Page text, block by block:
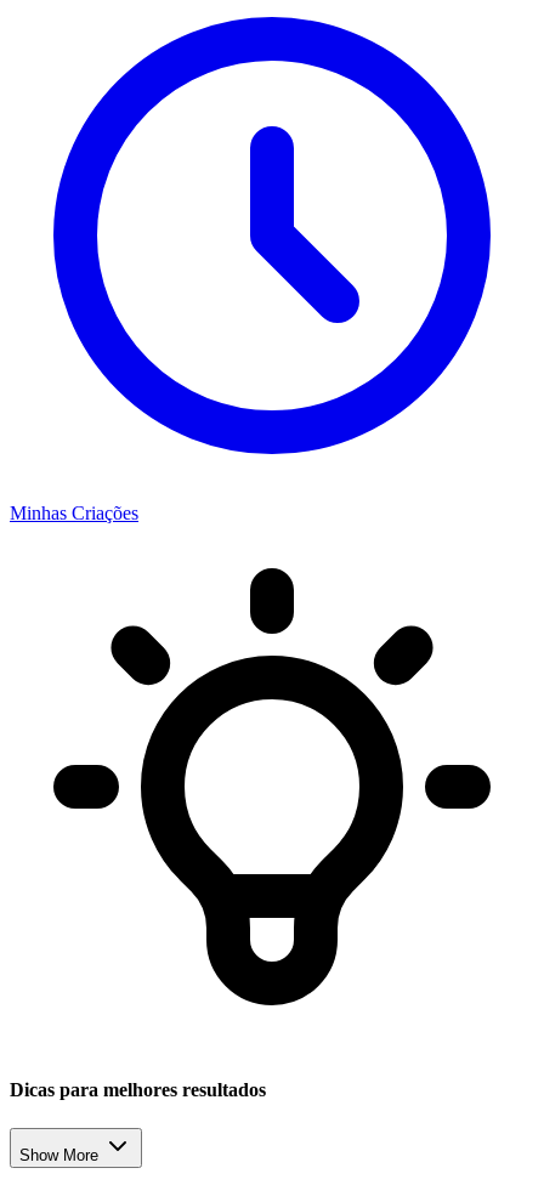
Minhas Criações
Dicas para melhores resultados
Show More